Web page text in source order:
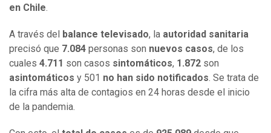
en Chile.
A través del balance televisado, la autoridad sanitaria
precisó que 7.084 personas son nuevos casos, de los
cuales 4.711 son casos sintomáticos, 1.872 son
asintomáticos y 501 no han sido notificados. Se trata de
la cifra más alta de contagios en 24 horas desde el inicio
de la pandemia.